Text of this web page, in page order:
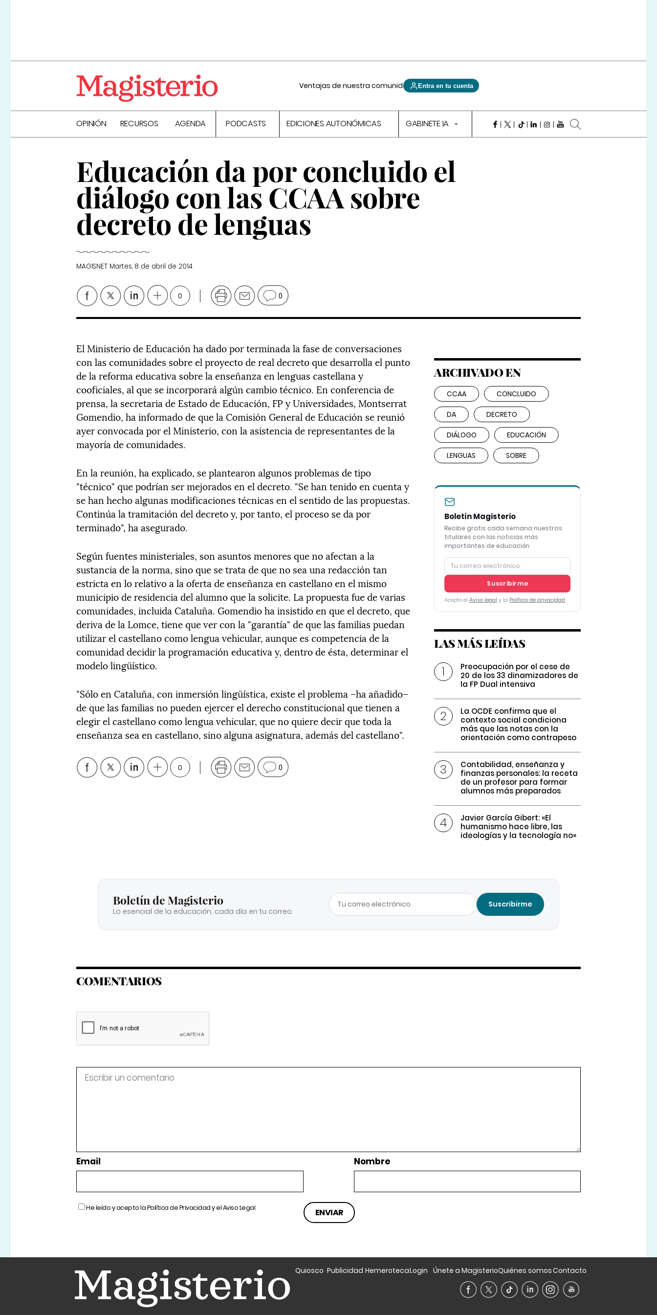
Ventajas de nuestra comunidad Entra en tu cuenta
OPINIÓN RECURSOS AGENDA PODCASTS EDICIONES AUTONÓMICAS GABINETE IA
Educación da por concluido el
diálogo con las CCAA sobre
decreto de lenguas
MAGISNET Martes, 8 de abril de 2014
0 0
El Ministerio de Educación ha dado por terminada la fase de conversaciones
con las comunidades sobre el proyecto de real decreto que desarrolla el punto
de la reforma educativa sobre la enseñanza en lenguas castellana y
cooficiales, al que se incorporará algún cambio técnico. En conferencia de
prensa, la secretaria de Estado de Educación, FP y Universidades, Montserrat
Gomendio, ha informado de que la Comisión General de Educación se reunió
ayer convocada por el Ministerio, con la asistencia de representantes de la
mayoría de comunidades.
En la reunión, ha explicado, se plantearon algunos problemas de tipo
"técnico" que podrían ser mejorados en el decreto. "Se han tenido en cuenta y
se han hecho algunas modificaciones técnicas en el sentido de las propuestas.
Continúa la tramitación del decreto y, por tanto, el proceso se da por
terminado", ha asegurado.
Según fuentes ministeriales, son asuntos menores que no afectan a la
sustancia de la norma, sino que se trata de que no sea una redacción tan
estricta en lo relativo a la oferta de enseñanza en castellano en el mismo
municipio de residencia del alumno que la solicite. La propuesta fue de varias
comunidades, incluida Cataluña. Gomendio ha insistido en que el decreto, que
deriva de la Lomce, tiene que ver con la "garantía" de que las familias puedan
utilizar el castellano como lengua vehicular, aunque es competencia de la
comunidad decidir la programación educativa y, dentro de ésta, determinar el
modelo lingüístico.
"Sólo en Cataluña, con inmersión lingüística, existe el problema –ha añadido–
de que las familias no pueden ejercer el derecho constitucional que tienen a
elegir el castellano como lengua vehicular, que no quiere decir que toda la
enseñanza sea en castellano, sino alguna asignatura, además del castellano".
0 0
ARCHIVADO EN
CCAA CONCLUIDO
DA DECRETO
DIÁLOGO EDUCACIÓN
LENGUAS SOBRE
Boletín Magisterio
Recibe gratis cada semana nuestros
titulares con las noticias más
importantes de educación
Suscribirme
Acepto el Aviso legal y la Política de privacidad
LAS MÁS LEÍDAS
Preocupación por el cese de
20 de los 33 dinamizadores de
la FP Dual intensiva
La OCDE confirma que el
contexto social condiciona
más que las notas con la
orientación como contrapeso
Contabilidad, enseñanza y
finanzas personales: la receta
de un profesor para formar
alumnos más preparados
Javier García Gibert: «El
humanismo hace libre, las
ideologías y la tecnología no»
Boletín de Magisterio
Lo esencial de la educación, cada día en tu correo.
Suscribirme
COMENTARIOS
Email Nombre
He leído y acepto laPolítica de Privacidady elAviso Legal
Quiosco Publicidad HemerotecaLogin Únete a MagisterioQuiénes somosContacto